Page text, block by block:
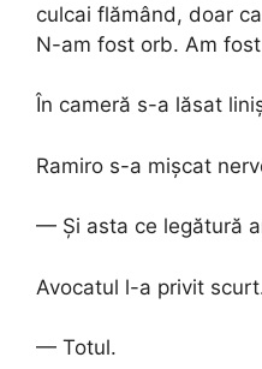
culcai flămând, doar
N-am fost orb. Am fost
În cameră s-a lăsat
Ramiro s-a mișcat
— Și asta ce legătură
Avocatul l-a privit
— Totul.